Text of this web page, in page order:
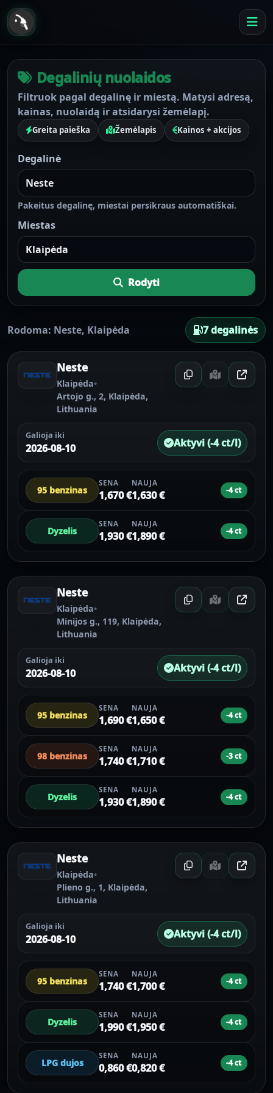
Degalinių nuolaidos
Filtruok pagal degalinę ir miestą. Matysi adresą,
kainas, nuolaidą ir atsidarysi žemėlapį.
Greita paieška Žemėlapis Kainos + akcijos
Degalinė
Pakeitus degalinę, miestai persikraus automatiškai.
Miestas
Rodyti
Rodoma: Neste, Klaipėda 7 degalinės
Neste
Klaipėda•
Artojo g., 2, Klaipėda,
Lithuania
Galioja iki
2026-08-10 Aktyvi (-4 ct/l)
95 benzinas
SENA
1,670 €
NAUJA
1,630 € -4 ct
Dyzelis
SENA
1,930 €
NAUJA
1,890 € -4 ct
Neste
Klaipėda•
Minijos g., 119, Klaipėda,
Lithuania
Galioja iki
2026-08-10 Aktyvi (-4 ct/l)
95 benzinas
SENA
1,690 €
NAUJA
1,650 € -4 ct
98 benzinas
SENA
1,740 €
NAUJA
1,710 € -3 ct
Dyzelis
SENA
1,930 €
NAUJA
1,890 € -4 ct
Neste
Klaipėda•
Plieno g., 1, Klaipėda,
Lithuania
Galioja iki
2026-08-10 Aktyvi (-4 ct/l)
95 benzinas
SENA
1,740 €
NAUJA
1,700 € -4 ct
Dyzelis
SENA
1,990 €
NAUJA
1,950 € -4 ct
LPG dujos
SENA
0,860 €
NAUJA
0,820 € -4 ct